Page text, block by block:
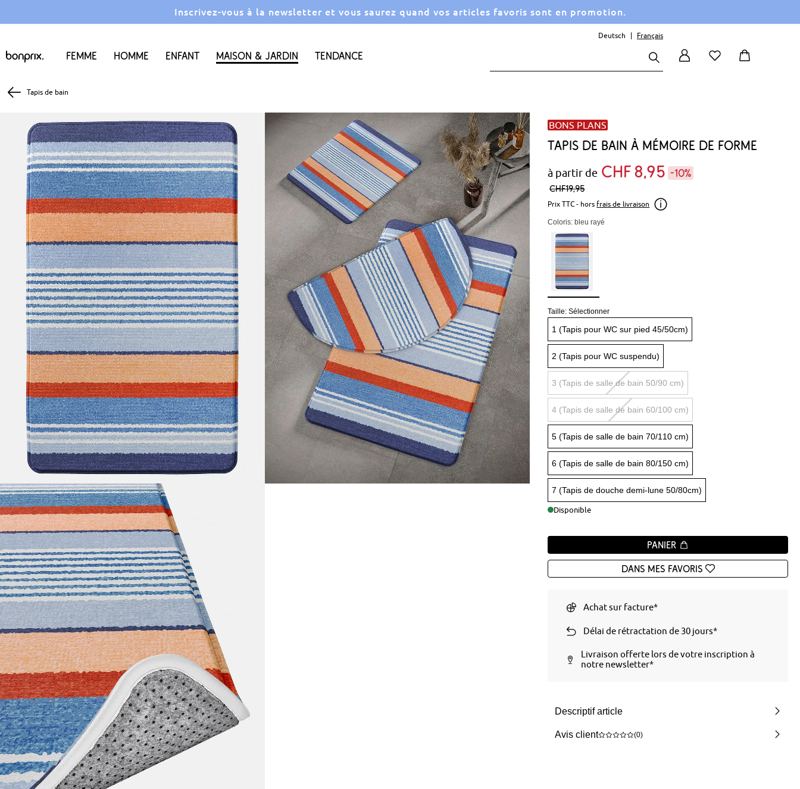
Inscrivez-vous à la newsletter et vous saurez quand vos articles favoris sont en promotion.
Femme Homme Enfant Maison & Jardin Tendance
Deutsch Français
Tapis de bain
BONS PLANS
Tapis de bain à mémoire de forme
à partir de CHF8 95 -10%
CHF19,95
Prix TTC - hors frais de livraison
Coloris: bleu rayé
Taille:Sélectionner
1 (Tapis pour WC sur pied 45/50cm)
2 (Tapis pour WC suspendu)
3 (Tapis de salle de bain 50/90 cm)
4 (Tapis de salle de bain 60/100 cm)
5 (Tapis de salle de bain 70/110 cm)
6 (Tapis de salle de bain 80/150 cm)
7 (Tapis de douche demi-lune 50/80cm)
Disponible
Panier
Dans mes favoris
Achat sur facture*
Délai de rétractation de 30 jours*
Livraison offerte lors de votre inscription à
notre newsletter*
Descriptif article
Avis client (0)